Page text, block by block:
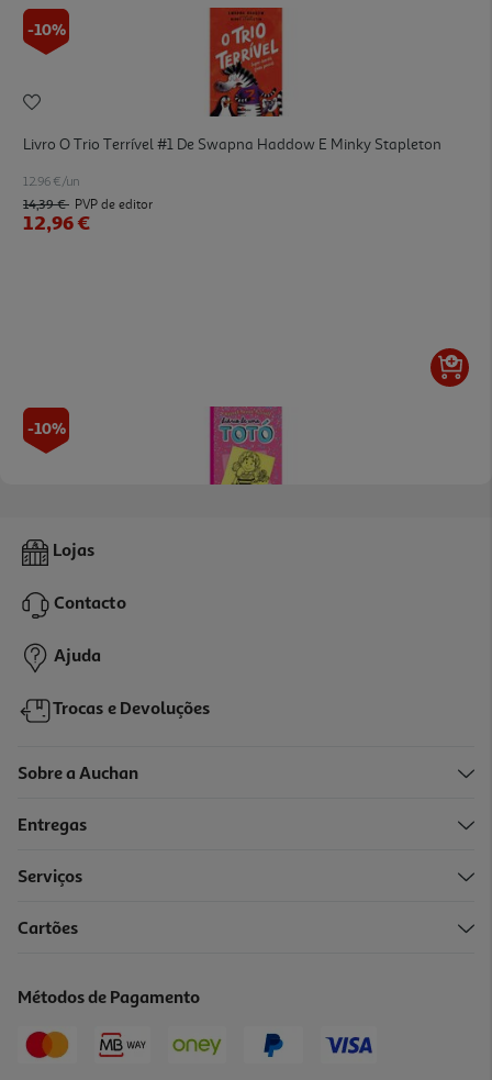
-10%
Livro O Trio Terrível #1 De Swapna Haddow E Minky Stapleton
12.96 €/un
14,39 € PVP de editor
12,96 €
-10%
Livro Diário De Uma Totó 2 E 1 (livro 1 + 2)
18,90 € PVP de editor
17,01 €
-10%
14,90 € PVP de editor
Lojas
Contacto
Ajuda
Trocas e Devoluções
Sobre a Auchan
Entregas
Serviços
Cartões
Métodos de Pagamento